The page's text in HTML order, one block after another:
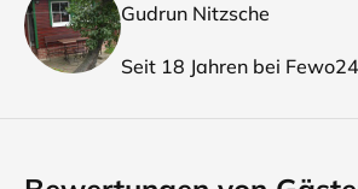
Gudrun Nitzsche
Seit 18 Jahren bei